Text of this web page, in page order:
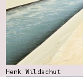
Henk Wildschut